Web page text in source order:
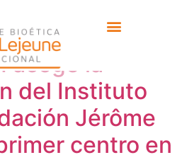
Angel
acoge la
del Instituto
Jérôme
centro en